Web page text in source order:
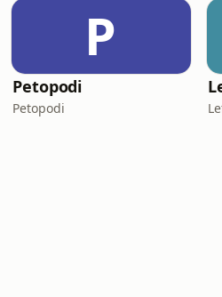
P
Petopodi
Petopodi